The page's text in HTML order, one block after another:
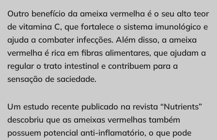
Outro benefício da ameixa vermelha é o seu alto teor
de vitamina C, que fortalece o sistema imunológico e
ajuda a combater infecções. Além disso, a ameixa
vermelha é rica em fibras alimentares, que ajudam a
regular o trato intestinal e contribuem para a
sensação de saciedade.
Um estudo recente publicado na revista “Nutrients”
descobriu que as ameixas vermelhas também
possuem potencial anti-inflamatório, o que pode